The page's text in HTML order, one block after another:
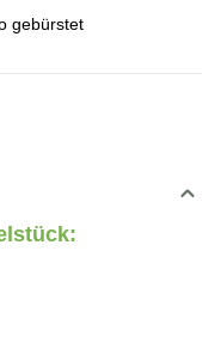
gebürstet